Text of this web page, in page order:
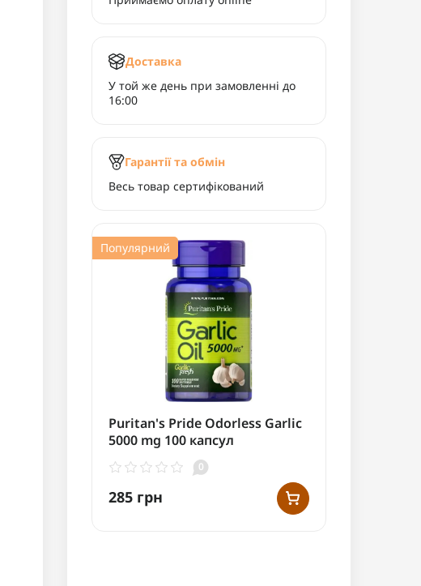
Доставка
У той же день при замовленні до
16:00
Гарантії та обмін
Весь товар сертифікований
Популярний
Puritan's Pride Odorless Garlic
5000 mg 100 капсул
0
285 грн